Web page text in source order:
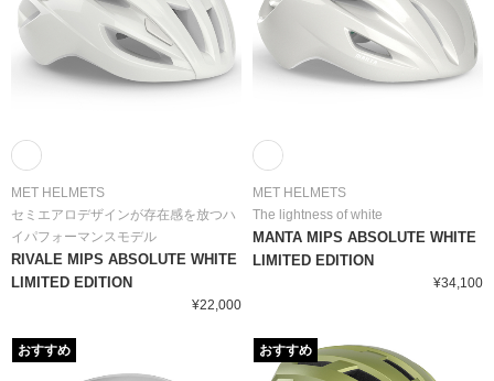
MET HELMETS
セミエアロデザインが存在感を放つハ
イパフォーマンスモデル
RIVALE MIPS ABSOLUTE WHITE
LIMITED EDITION
¥22,000
MET HELMETS
The lightness of white
MANTA MIPS ABSOLUTE WHITE
LIMITED EDITION
¥34,100
おすすめ おすすめ